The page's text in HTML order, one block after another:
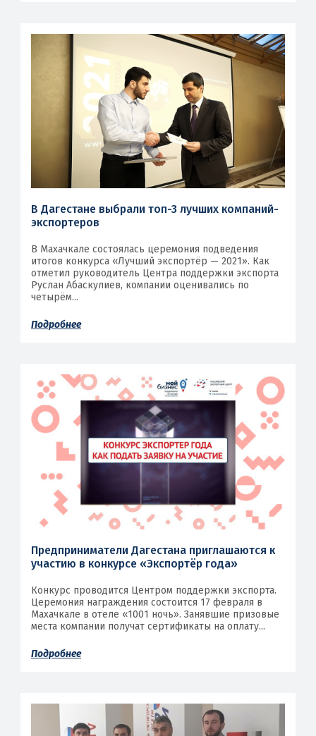
В Дагестане выбрали топ-3 лучших компаний-
экспортеров
В Махачкале состоялась церемония подведения
итогов конкурса «Лучший экспортёр — 2021». Как
отметил руководитель Центра поддержки экспорта
Руслан Абаскулиев, компании оценивались по
четырём...
Подробнее
Предприниматели Дагестана приглашаются к
участию в конкурсе «Экспортёр года»
Конкурс проводится Центром поддержки экспорта.
Церемония награждения состоится 17 февраля в
Махачкале в отеле «1001 ночь». Занявшие призовые
места компании получат сертификаты на оплату...
Подробнее